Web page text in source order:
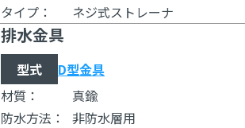
タイプ：
ネジ式ストレーナ
排水金具
型式
D型金具
材質：
真鍮
防水方法：
非防水層用